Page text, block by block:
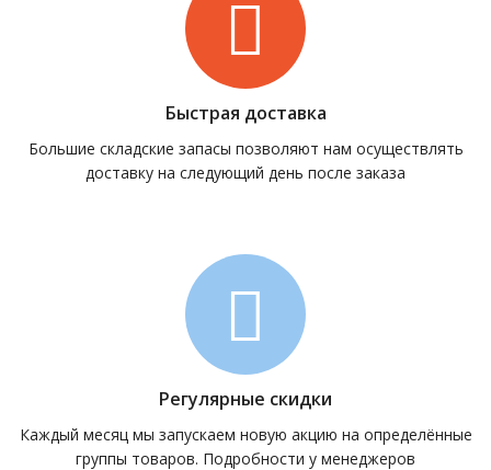
Быстрая доставка
Большие складские запасы позволяют нам осуществлять
доставку на следующий день после заказа
Регулярные скидки
Каждый месяц мы запускаем новую акцию на определённые
группы товаров. Подробности у менеджеров